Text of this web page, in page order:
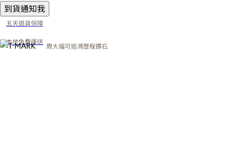
到貨通知我
五天退貨保障
本地免費運送
周大福可追溯歷程鑽石